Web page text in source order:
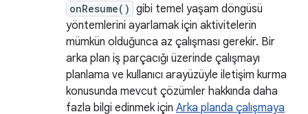
onResume() gibi temel yaşam döngüsü
yöntemlerini ayarlamak için aktivitelerin
mümkün olduğunca az çalışması gerekir. Bir
arka plan iş parçacığı üzerinde çalışmayı
planlama ve kullanıcı arayüzüyle iletişim kurma
konusunda mevcut çözümler hakkında daha
fazla bilgi edinmek için Arka planda çalışmaya